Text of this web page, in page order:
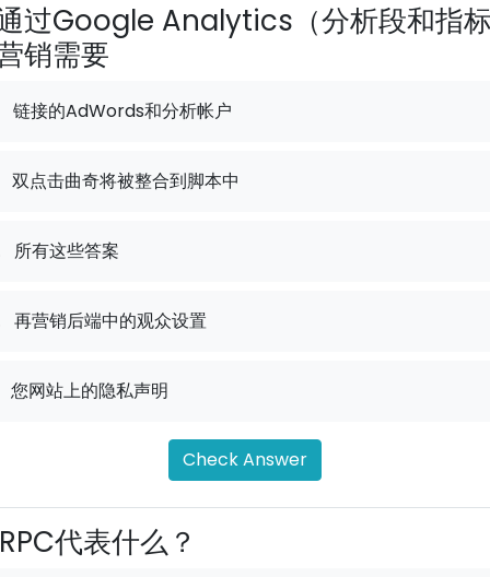
过Google Analytics（分析段和指
销需要
链接的AdWords和分析帐户
双点击曲奇将被整合到脚本中
所有这些答案
再营销后端中的观众设置
您网站上的隐私声明
Check Answer
RPC代表什么？